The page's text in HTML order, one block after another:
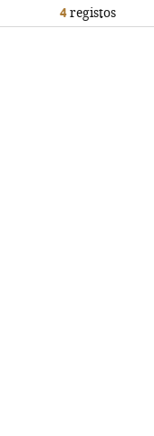
4registos